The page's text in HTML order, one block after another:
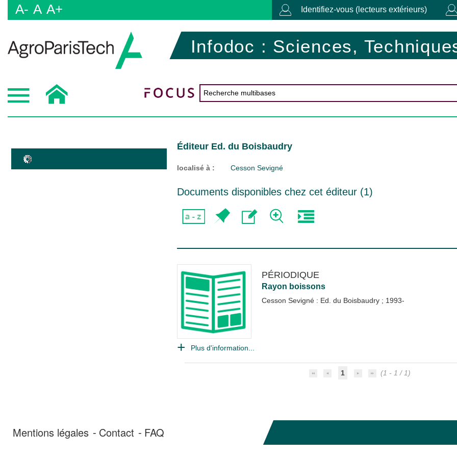
A- A A+ Identifiez-vous (lecteurs extérieurs)
Infodoc : Sciences,
Éditeur Ed. du Boisbaudry
localisé à : Cesson Sevigné
Documents disponibles chez cet éditeur (1)
PÉRIODIQUE
Rayon boissons
Cesson Sevigné : Ed. du Boisbaudry ; 1993-
Plus d'information...
1 (1 - 1 / 1)
Mentions légales Contact FAQ